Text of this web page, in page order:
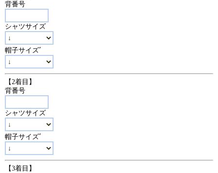
背番号
シャツサイズ
帽子サイズﾞ
【2着目】
背番号
シャツサイズ
帽子サイズﾞ
【3着目】